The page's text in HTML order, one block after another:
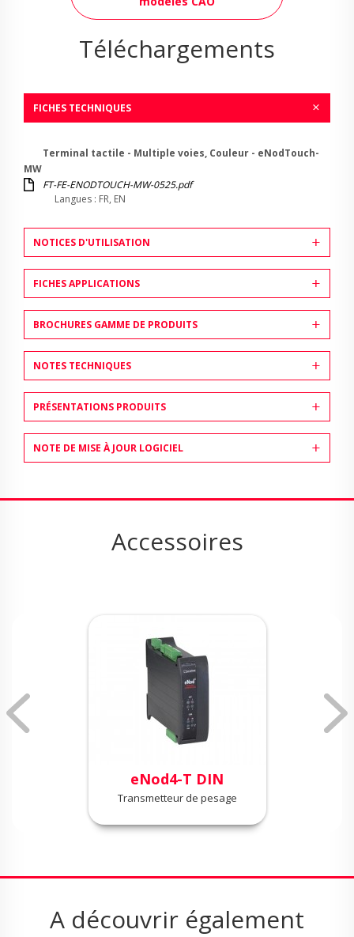
Téléchargements
FICHES TECHNIQUES
Terminal tactile - Multiple voies, Couleur - eNodTouch-
MW
FT-FE-ENODTOUCH-MW-0525.pdf
Langues : FR, EN
NOTICES D'UTILISATION
FICHES APPLICATIONS
BROCHURES GAMME DE PRODUITS
NOTES TECHNIQUES
PRÉSENTATIONS PRODUITS
NOTE DE MISE À JOUR LOGICIEL
Accessoires
eNod4-T DIN
Transmetteur de pesage
A découvrir également